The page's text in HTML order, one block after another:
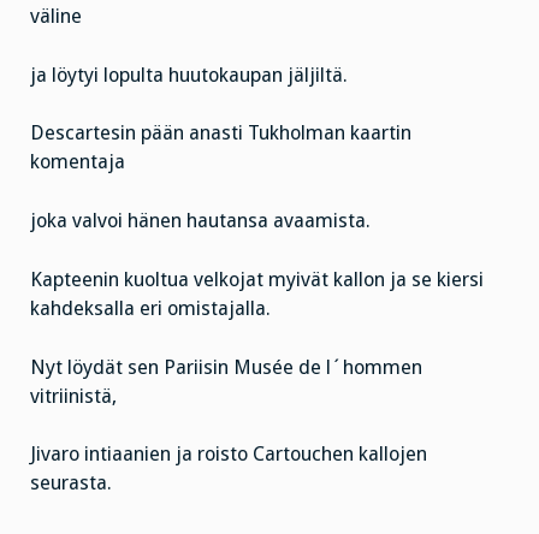
väline
ja löytyi lopulta huutokaupan jäljiltä.
Descartesin pään anasti Tukholman kaartin
komentaja
joka valvoi hänen hautansa avaamista.
Kapteenin kuoltua velkojat myivät kallon ja se kiersi
kahdeksalla eri omistajalla.
Nyt löydät sen Pariisin Musée de l´hommen
vitriinistä,
Jivaro intiaanien ja roisto Cartouchen kallojen
seurasta.